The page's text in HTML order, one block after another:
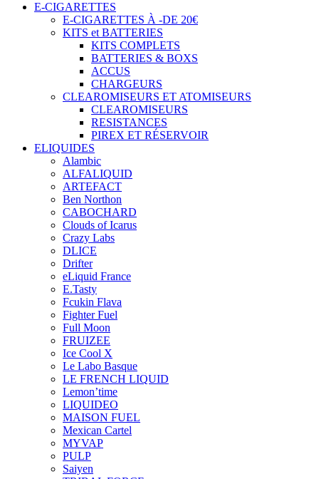
E-CIGARETTES
E-CIGARETTES À -DE 20€
KITS et BATTERIES
KITS COMPLETS
BATTERIES & BOXS
ACCUS
CHARGEURS
CLEAROMISEURS ET ATOMISEURS
CLEAROMISEURS
RESISTANCES
PIREX ET RÉSERVOIR
ELIQUIDES
Alambic
ALFALIQUID
ARTEFACT
Ben Northon
CABOCHARD
Clouds of Icarus
Crazy Labs
DLICE
Drifter
eLiquid France
E.Tasty
Fcukin Flava
Fighter Fuel
Full Moon
FRUIZEE
Ice Cool X
Le Labo Basque
LE FRENCH LIQUID
Lemon’time
LIQUIDEO
MAISON FUEL
Mexican Cartel
MYVAP
PULP
Saiyen